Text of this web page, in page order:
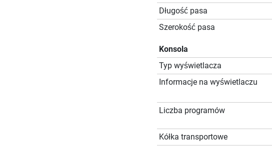
Długość pasa
Szerokość pasa
Konsola
Typ wyświetlacza
Informacje na wyświetlaczu
Liczba programów
Kółka transportowe